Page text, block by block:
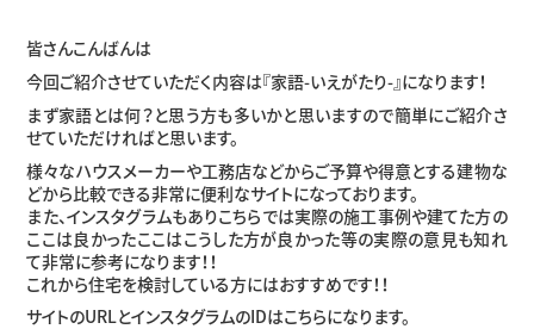
皆さんこんばんは
今回ご紹介させていただく内容は『家語-いえがたり-』になります！
まず家語とは何？と思う方も多いかと思いますので簡単にご紹介さ
せていただければと思います。
様々なハウスメーカーや工務店などからご予算や得意とする建物な
どから比較できる非常に便利なサイトになっております。
また、インスタグラムもありこちらでは実際の施工事例や建てた方の
ここは良かったここはこうした方が良かった等の実際の意見も知れ
て非常に参考になります！！
これから住宅を検討している方にはおすすめです！！
サイトのURLとインスタグラムのIDはこちらになります。